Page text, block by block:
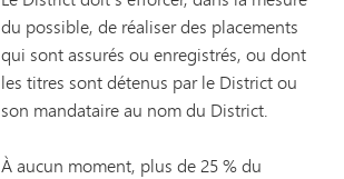
du possible, de réaliser des placements
qui sont assurés ou enregistrés, ou dont
les titres sont détenus par le District ou
son mandataire au nom du District.
À aucun moment, plus de 25 % du